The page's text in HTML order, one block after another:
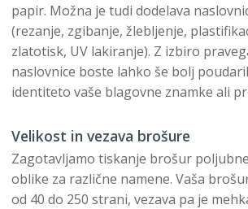
papir. Možna je tudi dodelava
(rezanje, zgibanje, žlebljenje,
zlatotisk, UV lakiranje). Z izbiro
naslovnice boste lahko še bolj
identiteto vaše blagovne znamke ali
Velikost in vezava brošure
Zagotavljamo tiskanje brošur
oblike za različne namene. Vaša
od 40 do 250 strani, vezava pa je